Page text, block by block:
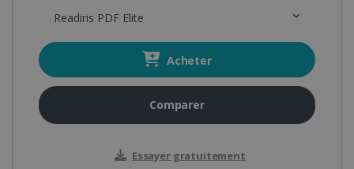
Readiris PDF Elite
Acheter
Comparer
Essayer gratuitement